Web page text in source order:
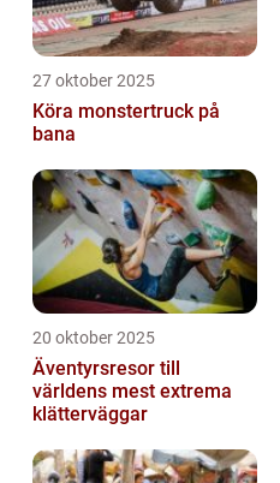
27 oktober 2025
Köra monstertruck på
bana
20 oktober 2025
Äventyrsresor till
världens mest extrema
klätterväggar